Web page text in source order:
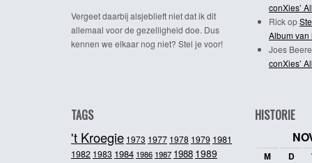
Vergeet daarbij alsjeblieft niet dat ik dit
allemaal voor de gezelligheid doe. Dus
kennen we elkaar nog niet? Stel je voor!
conXies’
Rickop
Album van
Joes
conXies’
TAGS
't Kroegie 1973 1977 1978 1979 1981
1982 1983 1984 1986 1987 1988 1989
HISTORIE
M D